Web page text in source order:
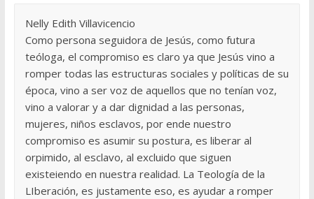
Nelly Edith Villavicencio
Como persona seguidora de Jesús, como futura
teóloga, el compromiso es claro ya que Jesús vino a
romper todas las estructuras sociales y políticas de su
época, vino a ser voz de aquellos que no tenían voz,
vino a valorar y a dar dignidad a las personas,
mujeres, niños esclavos, por ende nuestro
compromiso es asumir su postura, es liberar al
orpimido, al esclavo, al excluido que siguen
existeiendo en nuestra realidad. La Teología de la
LIberación, es justamente eso, es ayudar a romper